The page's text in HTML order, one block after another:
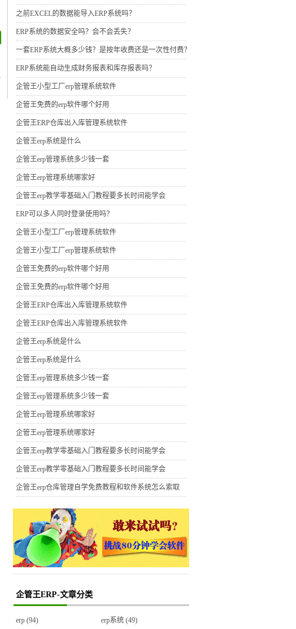
之前EXCEL的数据能导入ERP系统吗？
ERP系统的数据安全吗？会不会丢失？
一套ERP系统大概多少钱？是按年收费还是一次性付费？
ERP系统能自动生成财务报表和库存报表吗？
企管王小型工厂erp管理系统软件
企管王免费的erp软件哪个好用
企管王ERP仓库出入库管理系统软件
企管王erp系统是什么
企管王erp管理系统多少钱一套
企管王erp管理系统哪家好
企管王erp教学零基础入门教程要多长时间能学会
ERP可以多人同时登录使用吗？
企管王小型工厂erp管理系统软件
企管王小型工厂erp管理系统软件
企管王免费的erp软件哪个好用
企管王免费的erp软件哪个好用
企管王ERP仓库出入库管理系统软件
企管王ERP仓库出入库管理系统软件
企管王erp系统是什么
企管王erp系统是什么
企管王erp管理系统多少钱一套
企管王erp管理系统多少钱一套
企管王erp管理系统哪家好
企管王erp管理系统哪家好
企管王erp教学零基础入门教程要多长时间能学会
企管王erp教学零基础入门教程要多长时间能学会
企管王erp仓库管理自学免费教程和软件系统怎么索取
企管王ERP-文章分类
erp (94) erp系统 (49)